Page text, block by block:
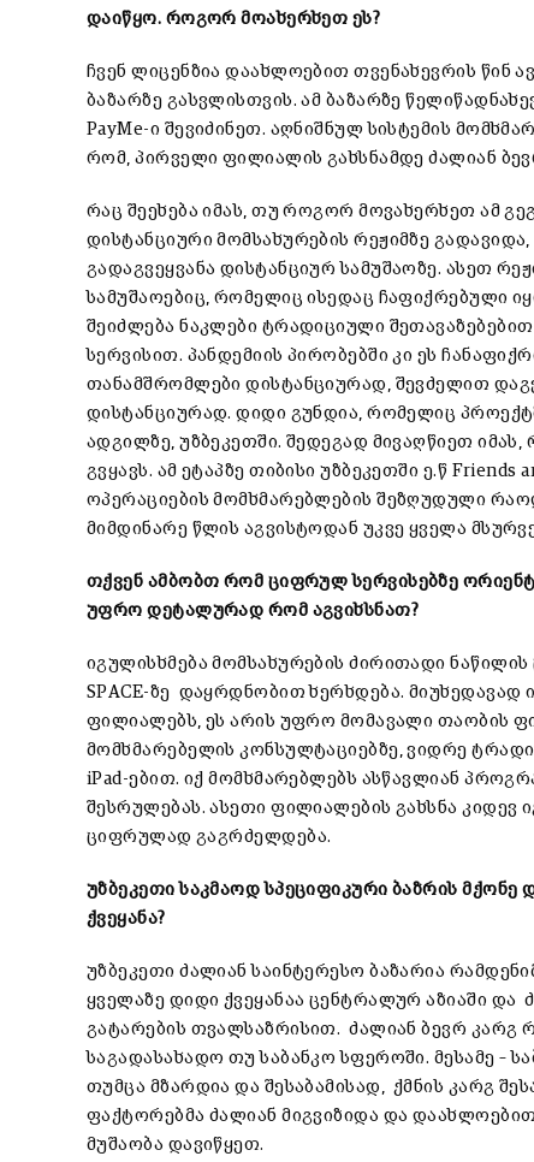
დაიწყო. როგორ მოახერხეთ ეს?
ჩვენ ლიცენზია დაახლოებით თვენახევრის წინ
ბაზარზე გასვლისთვის. ამ ბაზარზე
PayMe-ი შევიძინეთ. აღნიშნულ სისტემის
რომ, პირველი ფილიალის გახსნამდე ძალიან
რაც შეეხება იმას, თუ როგორ მოვახერხეთ ამ
დისტანციური მომსახურების რეჟიმზე
გადაგვეყვანა დისტანციურ სამუშაოზე. ასეთ
სამუშაოებიც, რომელიც ისედაც ჩაფიქრებული
შეიძლება ნაკლები ტრადიციული
სერვისით. პანდემიის პირობებში კი ეს
თანამშრომლები დისტანციურად, შევძელით
დისტანციურად. დიდი გუნდია, რომელიც
ადგილზე, უზბეკეთში. შედეგად მივაღწიეთ
გვყავს. ამ ეტაპზე თიბისი უზბეკეთში ე.წ
ოპერაციების მომხმარებლების შეზღუდული
მიმდინარე წლის აგვისტოდან უკვე ყველა
თქვენ ამბობთ რომ ციფრულ სერვისებზე
უფრო დეტალურად რომ აგვიხსნათ?
იგულისხმება მომსახურების ძირითადი
SPACE-ზე დაყრდნობით ხერხდება.
ფილიალებს, ეს არის უფრო მომავალი თაობის
მომხმარებელის კონსულტაციებზე, ვიდრე
iPad-ებით. იქ მომხმარებლებს ასწავლიან
შესრულებას. ასეთი ფილიალების გახსნა კიდევ
ციფრულად გაგრძელდება.
უზბეკეთი საკმაოდ სპეციფიკური ბაზრის მქონე
ქვეყანა?
უზბეკეთი ძალიან საინტერესო ბაზარია
ყველაზე დიდი ქვეყანაა ცენტრალურ აზიაში
გატარების თვალსაზრისით. ძალიან ბევრ
საგადასახადო თუ საბანკო სფეროში. მესამე –
თუმცა მზარდია და შესაბამისად, ქმნის კარგ
ფაქტორებმა ძალიან მიგვიზიდა და
მუშაობა დავიწყეთ.